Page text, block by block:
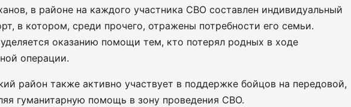
в районе на каждого участника СВО составлен индивидуальный
в котором, среди прочего, отражены потребности его семьи.
оказанию помощи тем, кто потерял родных в ходе
операции.
район также активно участвует в поддержке бойцов на передовой,
гуманитарную помощь в зону проведения СВО.